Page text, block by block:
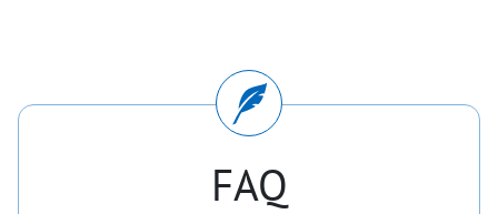
FAQ